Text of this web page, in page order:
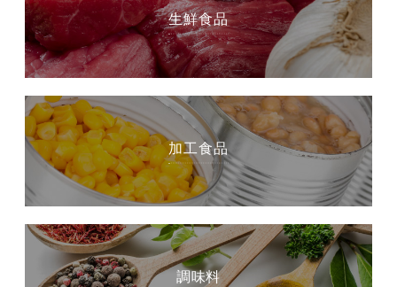
生鮮食品
加工食品
調味料